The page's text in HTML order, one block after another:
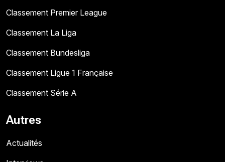
Classement Premier League
Classement La Liga
Classement Bundesliga
Classement Ligue 1 Française
Classement Série A
Autres
Actualités